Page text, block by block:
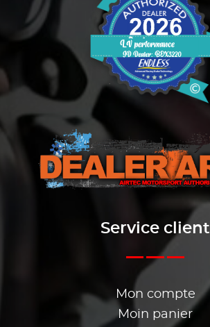
Service client
Mon compte
Moin panier